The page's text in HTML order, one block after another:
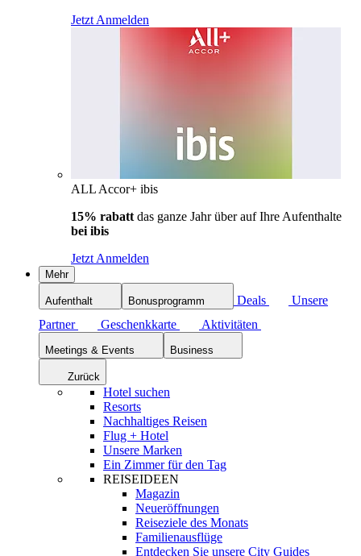
Jetzt Anmelden
ALL Accor+ ibis
15% rabatt das ganze Jahr über auf Ihre Aufenthalte
bei ibis
Jetzt Anmelden
Mehr
Aufenthalt Bonusprogramm Deals
Unsere
Partner
Geschenkkarte Aktivitäten
Meetings & Events Business
Zurück
Hotel suchen
Resorts
Nachhaltiges Reisen
Flug + Hotel
Unsere Marken
Ein Zimmer für den Tag
REISEIDEEN
Magazin
Neueröffnungen
Reiseziele des Monats
Familienausflüge
Entdecken Sie unsere City Guides